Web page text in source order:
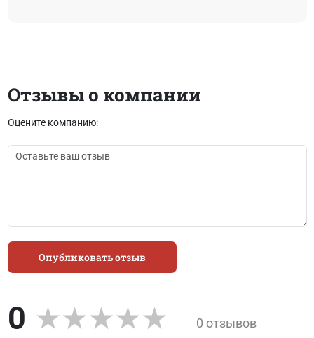
Отзывы о компании
Оцените компанию:
Опубликовать отзыв
0 0 отзывов